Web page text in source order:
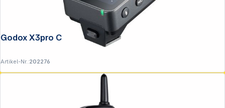
Godox X3pro C Transmitter für Canon
Artikel-Nr.:202276